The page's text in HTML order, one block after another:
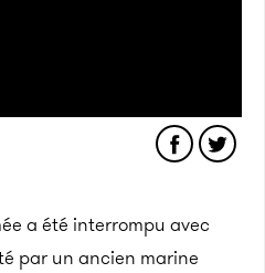
a été interrompu avec
par un ancien marine